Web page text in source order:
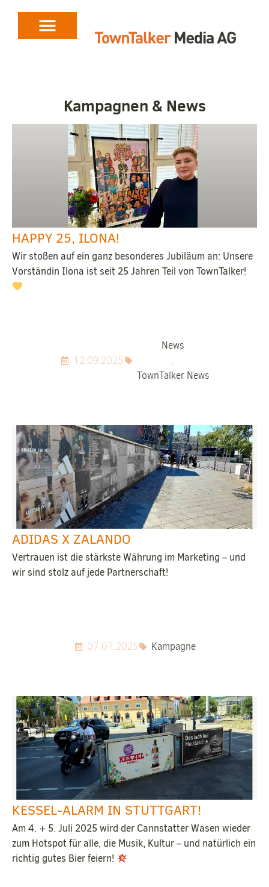
Kampagnen & News
HAPPY 25, ILONA!
Wir stoßen auf ein ganz besonderes Jubiläum an: Unsere
Vorständin Ilona ist seit 25 Jahren Teil von TownTalker!
12.09.2025
News
,
TownTalker News
ADIDAS X ZALANDO
Vertrauen ist die stärkste Währung im Marketing – und
wir sind stolz auf jede Partnerschaft!
07.07.2025 Kampagne
KESSEL-ALARM IN STUTTGART!
Am 4. + 5. Juli 2025 wird der Cannstatter Wasen wieder
zum Hotspot für alle, die Musik, Kultur – und natürlich ein
richtig gutes Bier feiern!